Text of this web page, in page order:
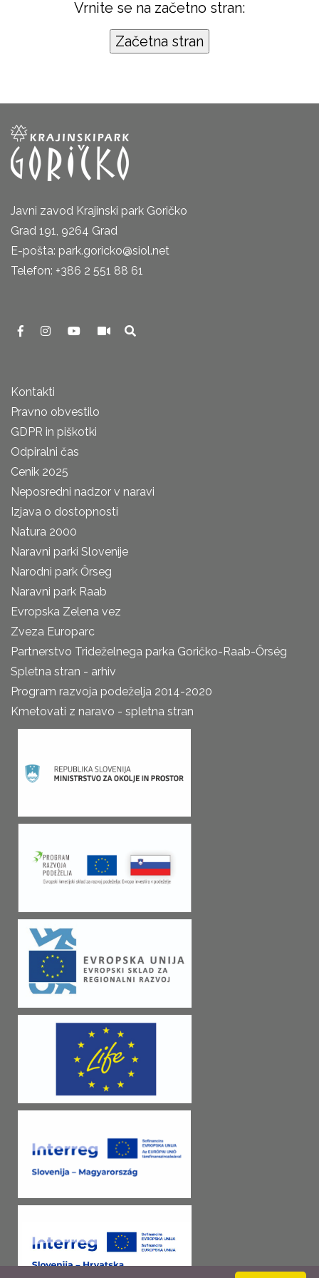
Vrnite se na začetno stran:
Javni zavod Krajinski park Goričko
Grad 191, 9264 Grad
E-pošta: park.goricko@siol.net
Telefon: +386 2 551 88 61
Kontakti
Pravno obvestilo
GDPR in piškotki
Odpiralni čas
Cenik 2025
Neposredni nadzor v naravi
Izjava o dostopnosti
Natura 2000
Naravni parki Slovenije
Narodni park Őrseg
Naravni park Raab
Evropska Zelena vez
Zveza Europarc
Partnerstvo Trideželnega parka Goričko-Raab-Őrség
Spletna stran - arhiv
Program razvoja podeželja 2014-2020
Kmetovati z naravo - spletna stran